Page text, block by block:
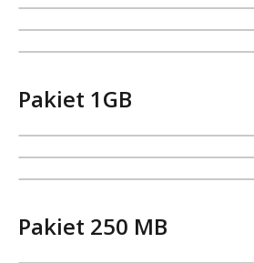
Pakiet 1GB
Pakiet 250 MB